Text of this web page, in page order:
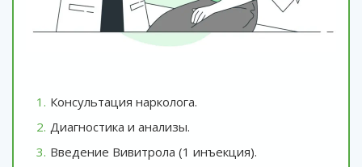
Консультация нарколога.
Диагностика и анализы.
Введение Вивитрола (1 инъекция).